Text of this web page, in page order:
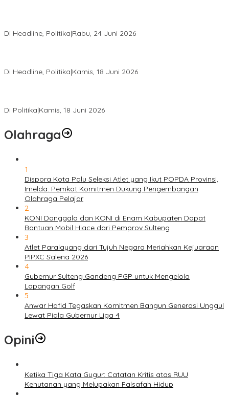
Di Headline, Politika|Rabu, 24 Juni 2026
Di Headline, Politika|Kamis, 18 Juni 2026
Di Politika|Kamis, 18 Juni 2026
Olahraga
1
Dispora Kota Palu Seleksi Atlet yang Ikut POPDA Provinsi,
Imelda: Pemkot Komitmen Dukung Pengembangan
Olahraga Pelajar
2
KONI Donggala dan KONI di Enam Kabupaten Dapat
Bantuan Mobil Hiace dari Pemprov Sulteng
3
Atlet Paralayang dari Tujuh Negara Meriahkan Kejuaraan
PIPXC Salena 2026
4
Gubernur Sulteng Gandeng PGP untuk Mengelola
Lapangan Golf
5
Anwar Hafid Tegaskan Komitmen Bangun Generasi Unggul
Lewat Piala Gubernur Liga 4
Opini
Ketika Tiga Kata Gugur: Catatan Kritis atas RUU
Kehutanan yang Melupakan Falsafah Hidup